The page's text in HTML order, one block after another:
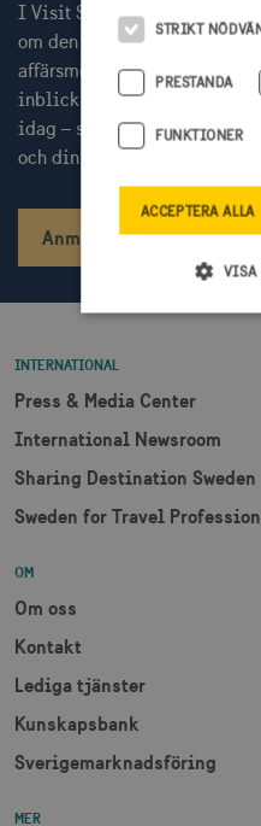
I Visit Swedens nyhetsbrev
om den globala resenären,
affärsmöten med
inblick i aktuella
idag – så missar du inget av
och din kommunikation.
Anmäl dig
INTERNATIONAL
Press & Media Center
International Newsroom
Sharing Destination Sweden
Sweden for Travel
OM
Om oss
Kontakt
Lediga tjänster
Kunskapsbank
Sverigemarknadsföring
MER
STRIKT
PRESTANDA
FUNKTIONER
ACCEPTERA ALLA
VISA
Inriktning
Strikt nödvändiga
och kontohantering
användas ordentligt
receive-cookie-